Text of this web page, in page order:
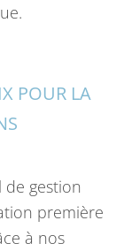
POUR LA
gestion
première
à nos